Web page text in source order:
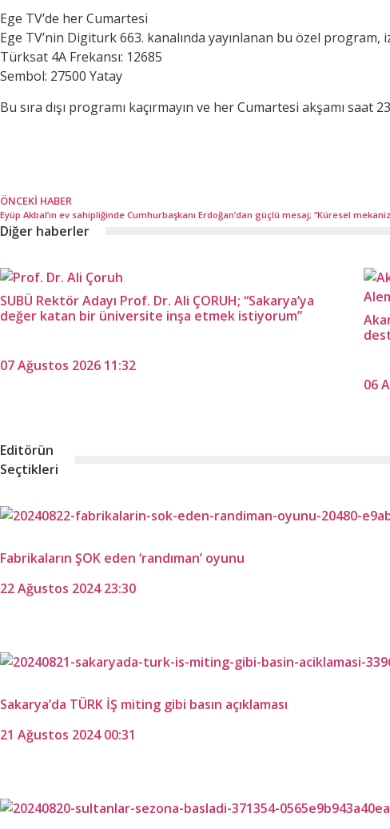
Ege TV’de her Cumartesi
Ege TV’nin Digiturk 663. kanalında yayınlanan bu özel
Türksat 4A Frekansı: 12685
Sembol: 27500 Yatay
Bu sıra dışı programı kaçırmayın ve her Cumartesi akşamı saat
ÖNCEKI HABER
Diğer haberler
SUBÜ Rektör Adayı Prof. Dr. Ali ÇORUH; “Sakarya’ya
değer katan bir üniversite inşa etmek istiyorum”
07 Ağustos 2026 11:32
06
Editörün
Seçtikleri
Fabrikaların ŞOK eden ‘randıman’ oyunu
22 Ağustos 2024 23:30
Sakarya’da TÜRK İŞ miting gibi basın açıklaması
21 Ağustos 2024 00:31